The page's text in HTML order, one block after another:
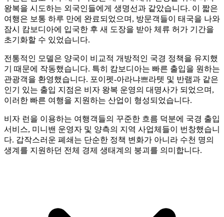
왕복을 시도하는 외국인들에게 생명선과 같았습니다. 이 짧은
여행은 보통 하루 만에 완료되었으며, 방문객들이 태국을 나와
잠시 캄보디아에 입국한 후 새 도장을 받아 체류 허가 기간을
초기화할 수 있었습니다.
전통적인 모델은 양국이 비교적 개방적인 국경 정책을 유지했
기 때문에 작동했습니다. 특히 캄보디아는 빠른 출입을 원하는
관광객을 환영했습니다. 포이펫-아라냐쁘라텟 및 반램과 같은
인기 있는 출입 지점은 비자 왕복 운영의 대명사가 되었으며,
이러한 빠른 여행을 지원하는 산업이 형성되었습니다.
비자 런을 이용하는 여행객들의 꾸준한 흐름 덕분에 국경 출입
서비스, 미니밴 운영자 및 양측의 지역 사업체들이 번창했습니
다. 갑작스러운 폐쇄는 단순한 정책 변화가 아니라 수천 명의
생계를 지원하던 전체 경제 생태계의 붕괴를 의미합니다.